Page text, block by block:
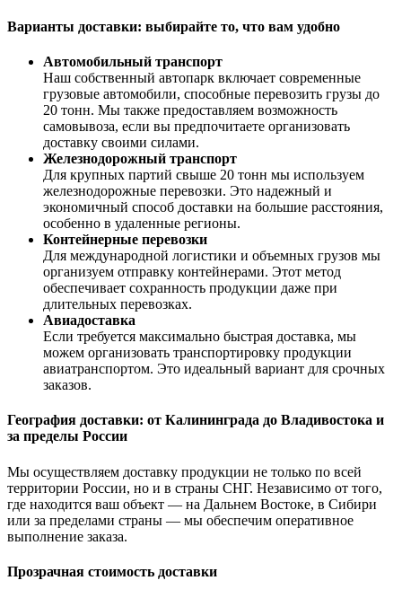
Варианты доставки: выбирайте то, что вам удобно
Автомобильный транспорт
Наш собственный автопарк включает современные
грузовые автомобили, способные перевозить грузы до
20 тонн. Мы также предоставляем возможность
самовывоза, если вы предпочитаете организовать
доставку своими силами.
Железнодорожный транспорт
Для крупных партий свыше 20 тонн мы используем
железнодорожные перевозки. Это надежный и
экономичный способ доставки на большие расстояния,
особенно в удаленные регионы.
Контейнерные перевозки
Для международной логистики и объемных грузов мы
организуем отправку контейнерами. Этот метод
обеспечивает сохранность продукции даже при
длительных перевозках.
Авиадоставка
Если требуется максимально быстрая доставка, мы
можем организовать транспортировку продукции
авиатранспортом. Это идеальный вариант для срочных
заказов.
География доставки: от Калининграда до Владивостока и
за пределы России
Мы осуществляем доставку продукции не только по всей
территории России, но и в страны СНГ. Независимо от того,
где находится ваш объект — на Дальнем Востоке, в Сибири
или за пределами страны — мы обеспечим оперативное
выполнение заказа.
Прозрачная стоимость доставки